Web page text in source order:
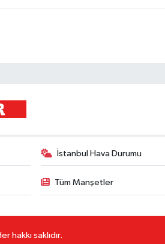
İstanbul Hava Durumu
Tüm Manşetler
hakkı saklıdır.